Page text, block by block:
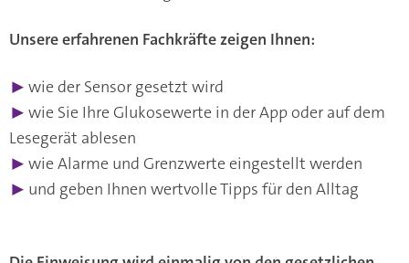
Unsere erfahrenen Fachkräfte zeigen Ihnen:
▶ wie der Sensor gesetzt wird
▶ wie Sie Ihre Glukosewerte in der App oder auf dem
Lesegerät ablesen
▶ wie Alarme und Grenzwerte eingestellt werden
▶ und geben Ihnen wertvolle Tipps für den Alltag